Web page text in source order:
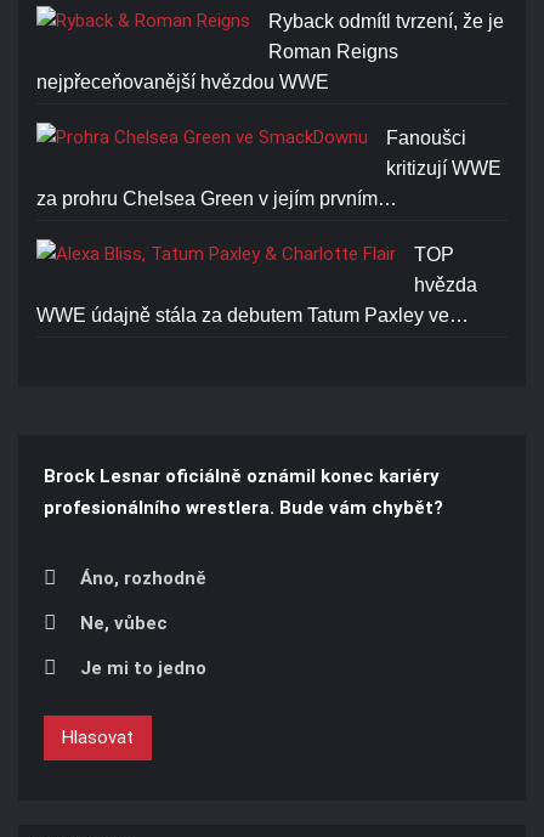
Ryback odmítl tvrzení, že je
Roman Reigns
nejpřeceňovanější hvězdou WWE
Fanoušci
kritizují WWE
za prohru Chelsea Green v jejím prvním…
TOP
hvězda
WWE údajně stála za debutem Tatum Paxley ve…
Brock Lesnar oficiálně oznámil konec kariéry
profesionálního wrestlera. Bude vám chybět?
Áno, rozhodně
Ne, vůbec
Je mi to jedno
Hlasovat